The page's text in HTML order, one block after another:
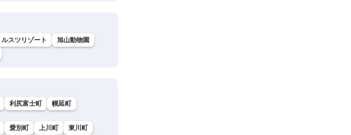
ルスツリゾート
旭山動物園
利尻富士町 幌延町
愛別町 上川町
東川町